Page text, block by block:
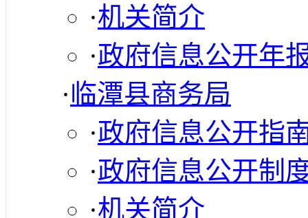
·机关简介
·政府信息公开年
·临潭县商务局
·政府信息公开指
·政府信息公开制
·机关简介